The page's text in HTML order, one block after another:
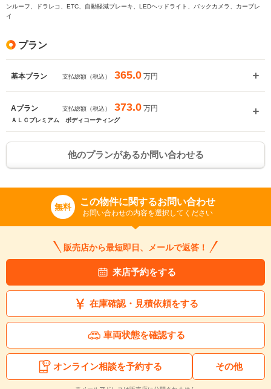
ンルーフ、ドラレコ、ETC、自動軽減ブレーキ、LEDヘッドライト、バックカメラ、カープレ
イ
プラン
基本プラン 支払総額（税込） 365.0 万円
Aプラン 支払総額（税込） 373.0 万円
ＡＬＣプレミアム ボディコーティング
他のプランがあるか問い合わせる
無料 この物件に関するお問い合わせ
お問い合わせの内容を選択してください
販売店から最短即日、メールで返答！
来店予約をする
在庫確認・見積依頼をする
車両状態を確認する
オンライン相談を予約する その他
入力途中の情報を保存しますか？
※次回問い合わせをする際に自動入力されます
いいえ はい